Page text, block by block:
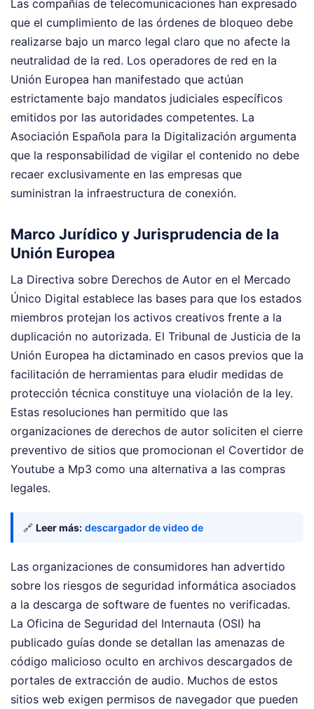
Las compañías de telecomunicaciones han expresado
que el cumplimiento de las órdenes de bloqueo debe
realizarse bajo un marco legal claro que no afecte la
neutralidad de la red. Los operadores de red en la
Unión Europea han manifestado que actúan
estrictamente bajo mandatos judiciales específicos
emitidos por las autoridades competentes. La
Asociación Española para la Digitalización argumenta
que la responsabilidad de vigilar el contenido no debe
recaer exclusivamente en las empresas que
suministran la infraestructura de conexión.
Marco Jurídico y Jurisprudencia de la
Unión Europea
La Directiva sobre Derechos de Autor en el Mercado
Único Digital establece las bases para que los estados
miembros protejan los activos creativos frente a la
duplicación no autorizada. El Tribunal de Justicia de la
Unión Europea ha dictaminado en casos previos que la
facilitación de herramientas para eludir medidas de
protección técnica constituye una violación de la ley.
Estas resoluciones han permitido que las
organizaciones de derechos de autor soliciten el cierre
preventivo de sitios que promocionan el Covertidor de
Youtube a Mp3 como una alternativa a las compras
legales.
🔗 Leer más: descargador de video de
Las organizaciones de consumidores han advertido
sobre los riesgos de seguridad informática asociados
a la descarga de software de fuentes no verificadas.
La Oficina de Seguridad del Internauta (OSI) ha
publicado guías donde se detallan las amenazas de
código malicioso oculto en archivos descargados de
portales de extracción de audio. Muchos de estos
sitios web exigen permisos de navegador que pueden